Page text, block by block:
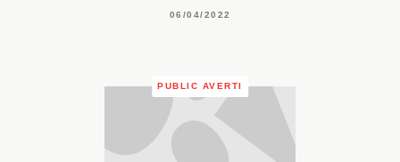
06/04/2022
PUBLIC AVERTI